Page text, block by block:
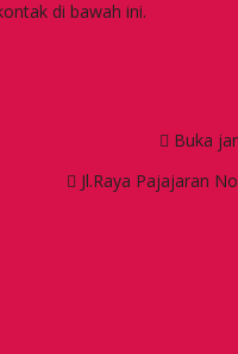
di bawah ini.
Buka
Jl.Raya Pajajaran